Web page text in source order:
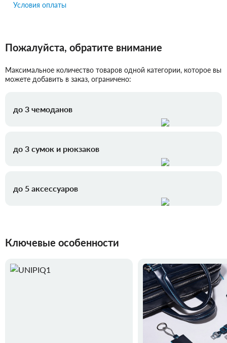
Условия оплаты
Пожалуйста, обратите внимание
Максимальное количество товаров одной категории, которое вы
можете добавить в заказ, ограничено:
до 3 чемоданов
до 3 сумок и рюкзаков
до 5 аксессуаров
Ключевые особенности